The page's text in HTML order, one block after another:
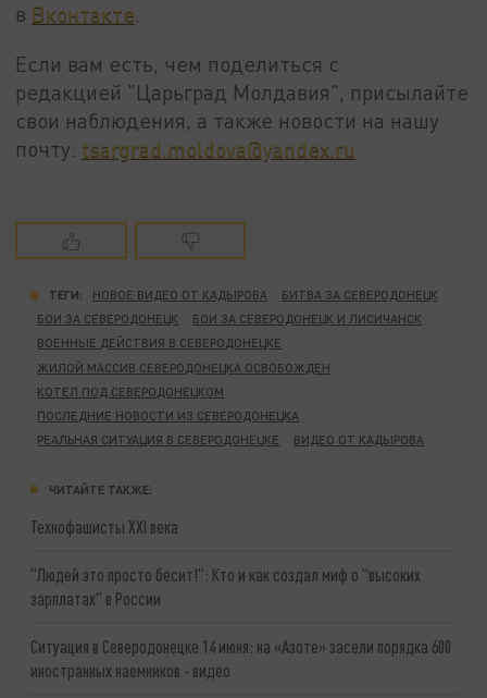
в Вконтакте
Если вам есть, чем поделиться с
редакцией "Царьград Молдавия", присылайте
свои наблюдения, а также новости на нашу
почту: tsargrad.moldova@yandex.ru
ТЕГИ: НОВОЕ ВИДЕО ОТ КАДЫРОВА
БИТВА ЗА СЕВЕРОДОНЕЦК
БОИ ЗА СЕВЕРОДОНЕЦК
БОИ ЗА СЕВЕРОДОНЕЦК И ЛИСИЧАНСК
ВОЕННЫЕ ДЕЙСТВИЯ В СЕВЕРОДОНЕЦКЕ
ЖИЛОЙ МАССИВ СЕВЕРОДОНЕЦКА ОСВОБОЖДЕН
КОТЕЛ ПОД СЕВЕРОДОНЕЦКОМ
ПОСЛЕДНИЕ НОВОСТИ ИЗ СЕВЕРОДОНЕЦКА
РЕАЛЬНАЯ СИТУАЦИЯ В СЕВЕРОДОНЕЦКЕ
ВИДЕО ОТ КАДЫРОВА
ЧИТАЙТЕ ТАКЖЕ:
Технофашисты XXI века
"Людей это просто бесит!": Кто и как создал миф о "высоких
зарплатах" в России
Ситуация в Северодонецке 14 июня: на «Азоте» засели порядка 600
иностранных наемников - видео